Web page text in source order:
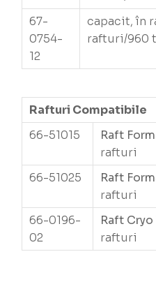
67-
0754-
12
capacit, în
rafturi/960
Rafturi Compatibile
66-51015
Raft
rafturi
66-51025
Raft
rafturi
66-0196-
02
Raft Cryo
rafturi